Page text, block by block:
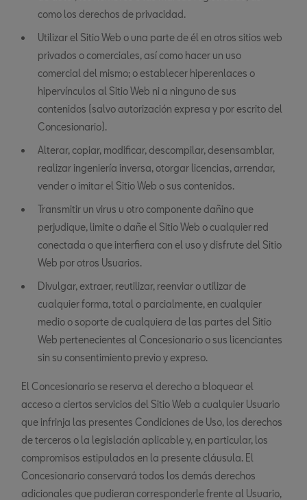
como los derechos de privacidad.
Utilizar el Sitio Web o una parte de él en otros sitios web
privados o comerciales, así como hacer un uso
comercial del mismo; o establecer hiperenlaces o
hipervínculos al Sitio Web ni a ninguno de sus
contenidos (salvo autorización expresa y por escrito del
Concesionario).
Alterar, copiar, modificar, descompilar, desensamblar,
realizar ingeniería inversa, otorgar licencias, arrendar,
vender o imitar el Sitio Web o sus contenidos.
Transmitir un virus u otro componente dañino que
perjudique, limite o dañe el Sitio Web o cualquier red
conectada o que interfiera con el uso y disfrute del Sitio
Web por otros Usuarios.
Divulgar, extraer, reutilizar, reenviar o utilizar de
cualquier forma, total o parcialmente, en cualquier
medio o soporte de cualquiera de las partes del Sitio
Web pertenecientes al Concesionario o sus licenciantes
sin su consentimiento previo y expreso.
El Concesionario se reserva el derecho a bloquear el
acceso a ciertos servicios del Sitio Web a cualquier Usuario
que infrinja las presentes Condiciones de Uso, los derechos
de terceros o la legislación aplicable y, en particular, los
compromisos estipulados en la presente cláusula. El
Concesionario conservará todos los demás derechos
adicionales que pudieran corresponderle frente al Usuario,